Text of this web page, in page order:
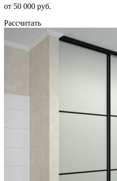
от 50 000 руб.
Рассчитать